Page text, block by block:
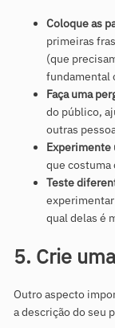
Coloque as
primeiras
(que
fundamental
Faça uma
do público,
outras
Experimente
que costuma
Teste
qual delas é
5. Crie
Outro aspecto
a descrição do seu